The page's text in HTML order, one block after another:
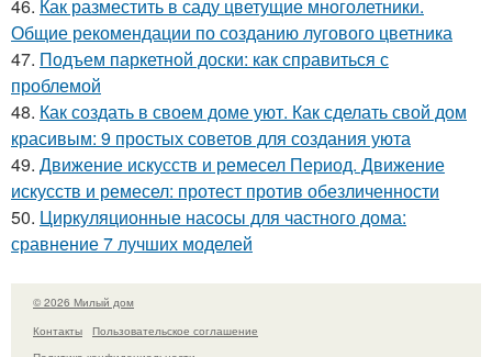
46. Как разместить в саду цветущие многолетники.
Общие рекомендации по созданию лугового цветника
47. Подъем паркетной доски: как справиться с
проблемой
48. Как создать в своем доме уют. Как сделать свой дом
красивым: 9 простых советов для создания уюта
49. Движение искусств и ремесел Период. Движение
искусств и ремесел: протест против обезличенности
50. Циркуляционные насосы для частного дома:
сравнение 7 лучших моделей
© 2026 Милый дом
Контакты
Пользовательское соглашение